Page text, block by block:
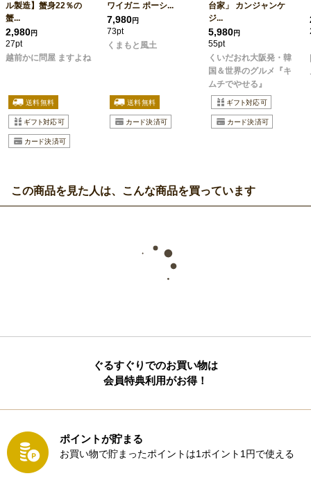
ル製造】蟹身22％の
蟹...
2,980円
27pt
越前かに問屋 ますよね
ワイガニ ポーシ...
7,980円
73pt
くまもと風土
台家」 カンジャンケ
ジ...
5,980円
55pt
くいだおれ大阪発・韓
国＆世界のグルメ『キ
ムチでやせる』
この商品を見た人は、こんな商品を買っています
ぐるすぐりでのお買い物は
会員特典利用がお得！
ポイントが貯まる
お買い物で貯まったポイントは1ポイント1円で使える